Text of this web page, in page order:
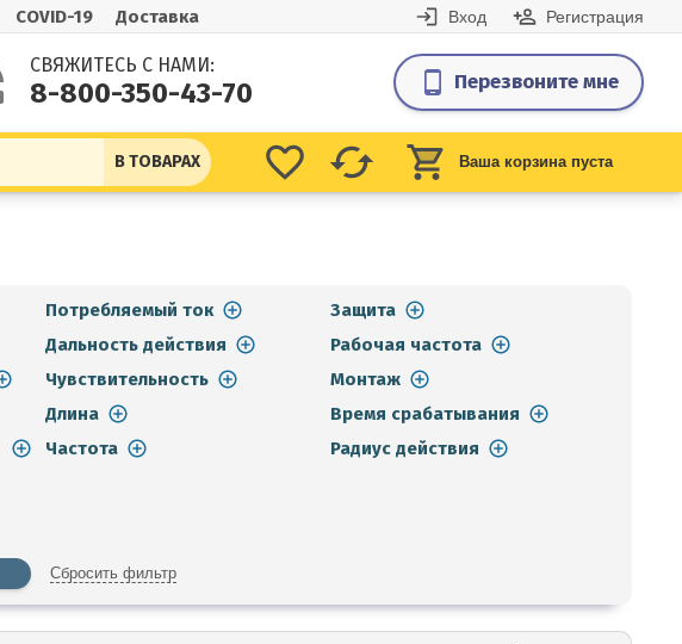
COVID-19 Доставка Вход Регистрация
СВЯЖИТЕСЬ С НАМИ:
8-800-350-43-70 Перезвоните мне
Ваша корзина пуста
В ТОВАРАХ
Потребляемый ток
Защита
Дальность действия
Рабочая частота
Чувствительность
Монтаж
Длина
Время срабатывания
Частота Радиус действия
Сбросить фильтр